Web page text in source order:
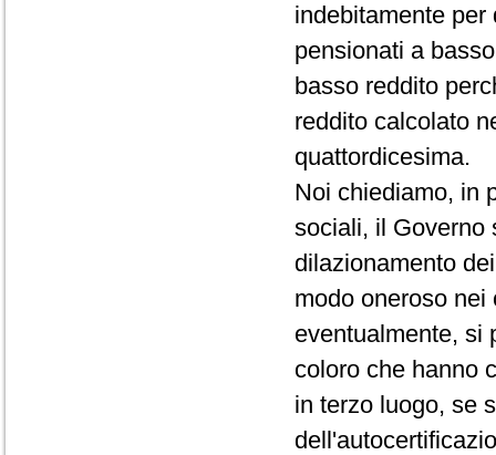
indebitamente
pensionati a
basso reddito
reddito calcolato
quattordicesima.
Noi chiediamo, in
sociali, il Governo
dilazionamento
modo oneroso
eventualmente, si
coloro che hanno
in terzo luogo, se